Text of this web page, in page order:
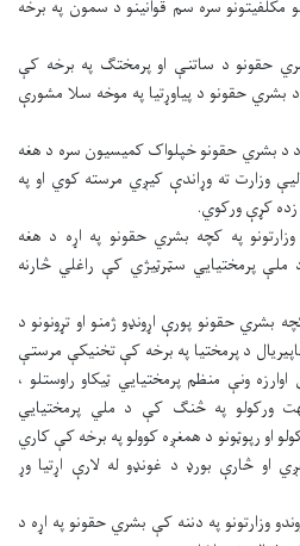
مکلفيتونو سره سم قوانينو د سمون په برخه
حقونو د ساتنې او پرمختګ په برخه کې
د بشري حقونو د پياوړتيا په موخه سلا مشورې
د بشري حقونو خپلواک کميسيون سره د هغه
وزارت ته وړاندې کيږي مرسته کوي او په
زده کړې ورکوي.
په کچه بشري حقونو په اړه د هغه
پرمختيايي سټرټيژي کې راغلي څارنه
بشري حقونو پورې اړونډو ژمنو او تړونونو د
د پرمختيا په برخه کې تخنيکې مرستې
ونې منظم پرمختيايي ټيکاو راوستلو ،
ورکولو په څنګ کې د ملي پرمختيايي
او رپوټونو د همغږه کوولو په برخه کې کاري
او څارې بورډ د غونډو له لارې اړتيا وړ
وزارتونو په دننه کې بشري حقونو په اړه د